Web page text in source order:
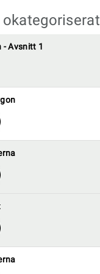
- Avsnitt 1